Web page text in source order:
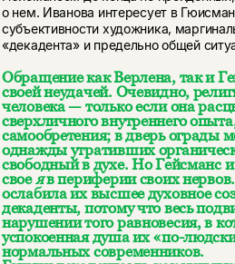
о нем. Иванова интересует в
субъективности художника,
«декадента» и предельно общей
Обращение как Верлена, так и
своей неудачей. Очевидно,
человека — только если она
сверхличного внутреннего
самообретения; в дверь ограды
однажды утративших
свободный в духе. Но Гейсманс
своеяв периферии своих
ослабила их высшее духовное
декаденты, потому что весь
нарушении того равновесия, в
успокоенная душа их «по-
нормальных современников.